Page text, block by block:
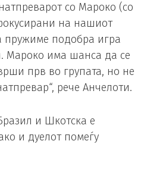
со Мароко (со
на нашиот
пружиме подобра игра
Мароко има шанса да се
прв во групата, но не
рече Анчелоти.
и Шкотска е
и дуелот помеѓу